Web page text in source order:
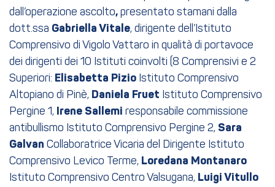
dall’operazione ascolto, presentato stamani dalla
dott.ssa Gabriella Vitale, dirigente dell’Istituto
Comprensivo di Vigolo Vattaro in qualità di portavoce
dei dirigenti dei 10 Istituti coinvolti (8 Comprensivi e 2
Superiori: Elisabetta Pizio Istituto Comprensivo
Altopiano di Pinè, Daniela Fruet Istituto Comprensivo
Pergine 1, Irene Sallemi responsabile commissione
antibullismo Istituto Comprensivo Pergine 2, Sara
Galvan Collaboratrice Vicaria del Dirigente Istituto
Comprensivo Levico Terme, Loredana Montanaro
Istituto Comprensivo Centro Valsugana, Luigi Vitullo